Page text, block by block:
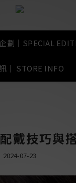
劃｜SPECIAL
｜ STORE INFO
戴技巧與
2024-07-23